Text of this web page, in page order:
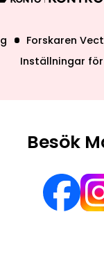
Forskaren
Inställningar
Besök